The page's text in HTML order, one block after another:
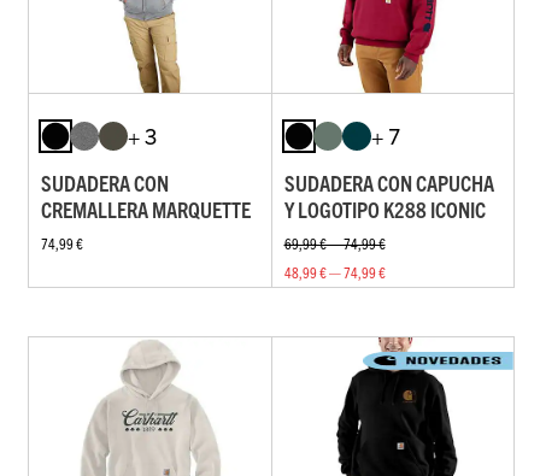
+ 3
SUDADERA CON
CREMALLERA MARQUETTE
74,99 €
+ 7
SUDADERA CON CAPUCHA
Y LOGOTIPO K288 ICONIC
69,99 € — 74,99 €
48,99 € — 74,99 €